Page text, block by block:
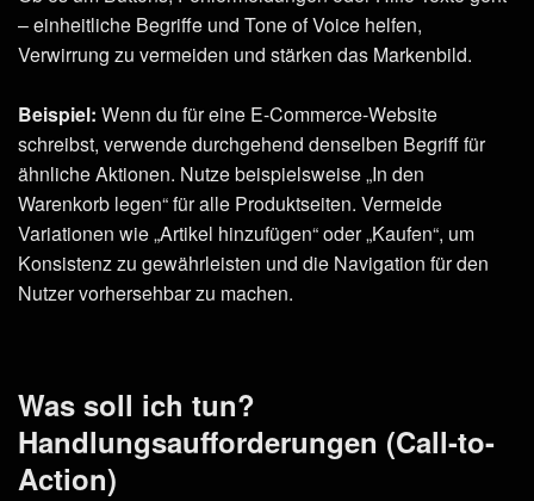
– einheitliche Begriffe und Tone of Voice helfen,
Verwirrung zu vermeiden und stärken das Markenbild.
Beispiel: Wenn du für eine E-Commerce-Website
schreibst, verwende durchgehend denselben Begriff für
ähnliche Aktionen. Nutze beispielsweise „In den
Warenkorb legen“ für alle Produktseiten. Vermeide
Variationen wie „Artikel hinzufügen“ oder „Kaufen“, um
Konsistenz zu gewährleisten und die Navigation für den
Nutzer vorhersehbar zu machen.
Was soll ich tun?
Handlungsaufforderungen (Call-to-
Action)